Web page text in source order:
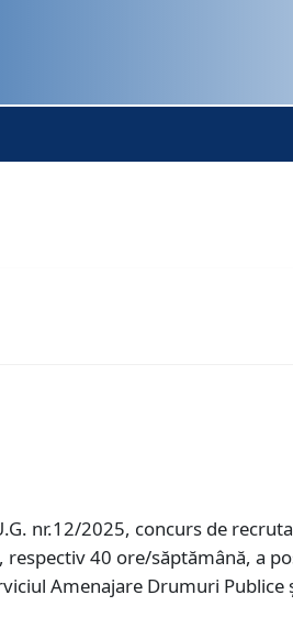
nr.12/2025, concurs de
40 ore/săptămână, a
Amenajare Drumuri Publice